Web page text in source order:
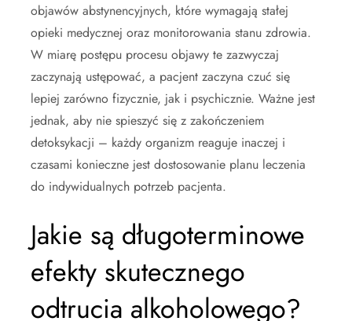
objawów abstynencyjnych, które wymagają stałej
opieki medycznej oraz monitorowania stanu zdrowia.
W miarę postępu procesu objawy te zazwyczaj
zaczynają ustępować, a pacjent zaczyna czuć się
lepiej zarówno fizycznie, jak i psychicznie. Ważne jest
jednak, aby nie spieszyć się z zakończeniem
detoksykacji – każdy organizm reaguje inaczej i
czasami konieczne jest dostosowanie planu leczenia
do indywidualnych potrzeb pacjenta.
Jakie są długoterminowe
efekty skutecznego
odtrucia alkoholowego?